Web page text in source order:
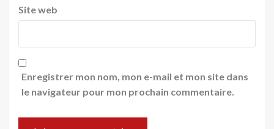
Site web
Enregistrer mon nom, mon e-mail et mon site dans
le navigateur pour mon prochain commentaire.